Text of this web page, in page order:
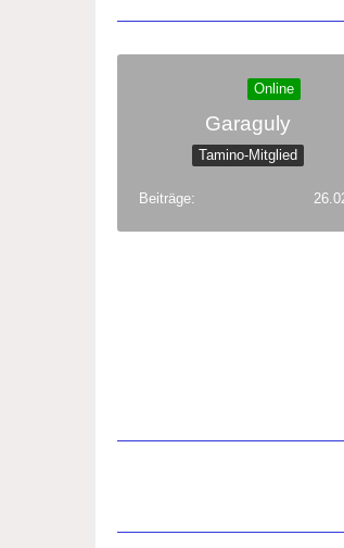
Online
Garaguly
Tamino-Mitglied
Beiträge